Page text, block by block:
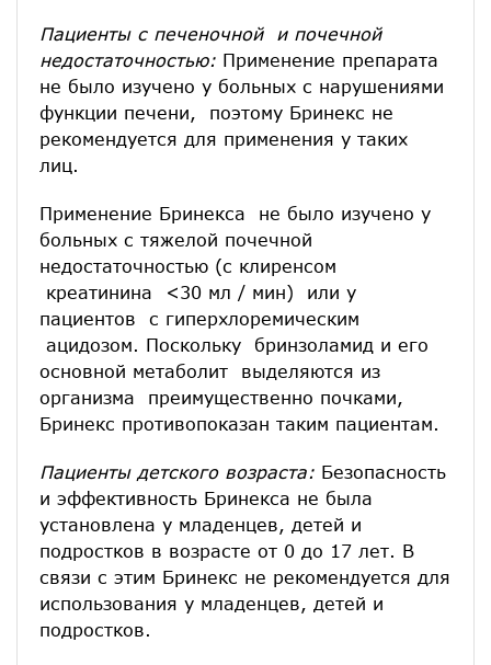
Пациенты с печеночной и почечной
недостаточностью: Применение препарата
не было изучено у больных с нарушениями
функции печени, поэтому Бринекс не
рекомендуется для применения у таких
лиц.
Применение Бринекса не было изучено у
больных с тяжелой почечной
недостаточностью (с клиренсом
креатинина <30 мл / мин) или у
пациентов с гиперхлоремическим
ацидозом. Поскольку бринзоламид и его
основной метаболит выделяются из
организма преимущественно почками,
Бринекс противопоказан таким пациентам.
Пациенты детского возраста: Безопасность
и эффективность Бринекса не была
установлена у младенцев, детей и
подростков в возрасте от 0 до 17 лет. В
связи с этим Бринекс не рекомендуется для
использования у младенцев, детей и
подростков.